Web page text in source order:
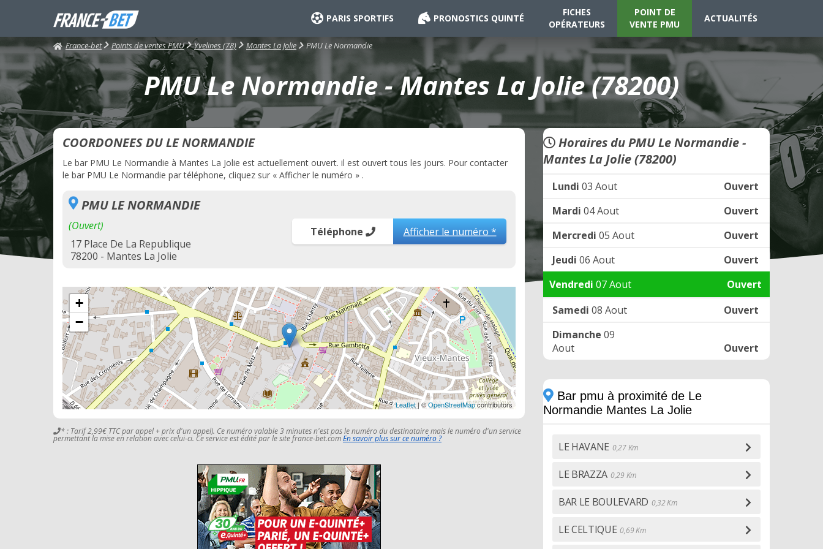
PARIS SPORTIFS PRONOSTICS QUINTÉ
FICHES
OPÉRATEURS
POINT DE
VENTE PMU
ACTUALITÉS
France-bet Points de ventes PMU Yvelines (78) Mantes La Jolie PMU Le Normandie
PMU Le Normandie - Mantes La Jolie (78200)
COORDONEES DU LE NORMANDIE
Le bar PMU Le Normandie à Mantes La Jolie est actuellement ouvert. il est ouvert tous les jours. Pour contacter
le bar PMU Le Normandie par téléphone, cliquez sur « Afficher le numéro » .
PMU LE NORMANDIE
(Ouvert)
17 Place De La Republique
78200 - Mantes La Jolie
Téléphone Afficher le numéro *
+
−
Leaflet| ©OpenStreetMapcontributors
* : Tarif 2,99€ TTC par appel + prix d'un appel). Ce numéro valable 3 minutes n'est pas le numéro du destinataire mais le numéro d'un service
permettant la mise en relation avec celui-ci. Ce service est édité par le site france-bet.comEn savoir plus sur ce numéro ?
Horaires du PMU Le Normandie -
Mantes La Jolie (78200)
Lundi 03 Aout
Ouvert
Mardi 04 Aout
Ouvert
Mercredi 05 Aout
Ouvert
Jeudi 06 Aout
Ouvert
Vendredi 07 Aout
Ouvert
Samedi 08 Aout
Ouvert
Dimanche 09
Aout
Ouvert
Bar pmu à proximité de Le
Normandie Mantes La Jolie
LE HAVANE 0,27 Km
LE BRAZZA 0,29 Km
BAR LE BOULEVARD 0,32 Km
LE CELTIQUE 0,69 Km